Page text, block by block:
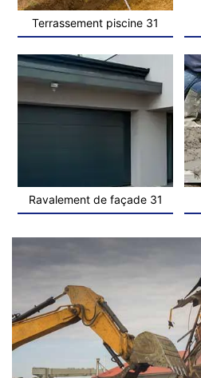
Terrassement piscine 31
Ravalement de façade 31